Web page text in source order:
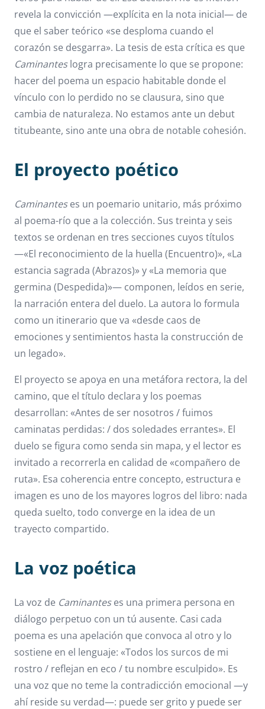
revela la convicción —explícita en la nota inicial— de
que el saber teórico «se desploma cuando el
corazón se desgarra». La tesis de esta crítica es que
Caminanteslogra precisamente lo que se propone:
hacer del poema un espacio habitable donde el
vínculo con lo perdido no se clausura, sino que
cambia de naturaleza. No estamos ante un debut
titubeante, sino ante una obra de notable cohesión.
El proyecto poético
Caminanteses un poemario unitario, más próximo
al poema-río que a la colección. Sus treinta y seis
textos se ordenan en tres secciones cuyos títulos
—«El reconocimiento de la huella (Encuentro)», «La
estancia sagrada (Abrazos)» y «La memoria que
germina (Despedida)»— componen, leídos en serie,
la narración entera del duelo. La autora lo formula
como un itinerario que va «desde caos de
emociones y sentimientos hasta la construcción de
un legado».
El proyecto se apoya en una metáfora rectora, la del
camino, que el título declara y los poemas
desarrollan: «Antes de ser nosotros / fuimos
caminatas perdidas: / dos soledades errantes». El
duelo se figura como senda sin mapa, y el lector es
invitado a recorrerla en calidad de «compañero de
ruta». Esa coherencia entre concepto, estructura e
imagen es uno de los mayores logros del libro: nada
queda suelto, todo converge en la idea de un
trayecto compartido.
La voz poética
La voz de Caminanteses una primera persona en
diálogo perpetuo con un tú ausente. Casi cada
poema es una apelación que convoca al otro y lo
sostiene en el lenguaje: «Todos los surcos de mi
rostro / reflejan en eco / tu nombre esculpido». Es
una voz que no teme la contradicción emocional —y
ahí reside su verdad—: puede ser grito y puede ser